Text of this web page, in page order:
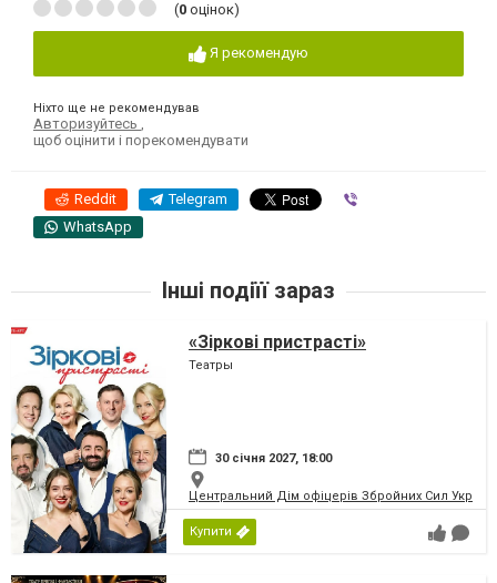
(0 оцінок)
Я рекомендую
Ніхто ще не рекомендував
Авторизуйтесь
щоб оцінити і порекомендувати
Reddit Telegram
WhatsApp
Інші подіїї зараз
«Зіркові пристрасті»
Театры
30 січня 2027, 18:00
Центральний Дім офіцерів Збройних Сил
Купити